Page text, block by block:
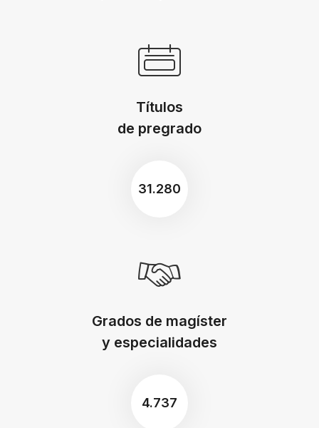
Títulos
de pregrado
31.280
Grados de magíster
y especialidades
4.737